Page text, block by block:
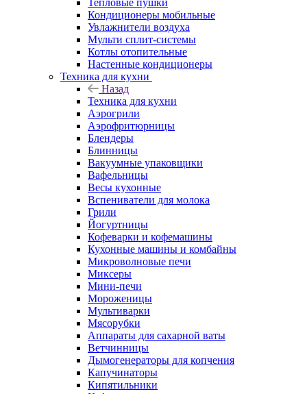
Тепловые пушки
Кондиционеры мобильные
Увлажнители воздуха
Мульти сплит-системы
Котлы отопительные
Настенные кондиционеры
Техника для кухни
Назад
Техника для кухни
Аэрогрили
Аэрофритюрницы
Блендеры
Блинницы
Вакуумные упаковщики
Вафельницы
Весы кухонные
Вспениватели для молока
Грили
Йогуртницы
Кофеварки и кофемашины
Кухонные машины и комбайны
Микроволновые печи
Миксеры
Мини-печи
Мороженицы
Мультиварки
Мясорубки
Аппараты для сахарной ваты
Ветчинницы
Дымогенераторы для копчения
Капучинаторы
Кипятильники